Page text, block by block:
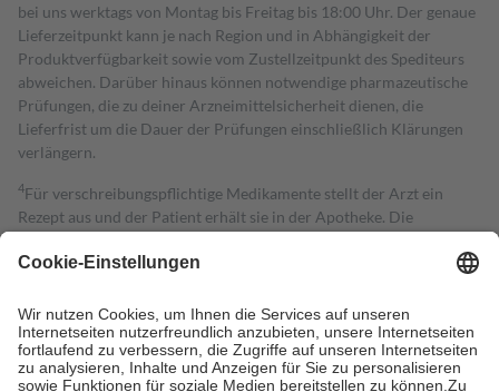
bei uns werktags von Montag bis Freitag bis 18:00 Uhr. Der genaue
Lieferzeitpunkt kann je nach Region und in Abhängigkeit der
Produktverfügbarkeit sowie vom Zustellzeitpunkt des Spediteurs
abweichen. Darüber hinaus können notwendige pharmazeutische
Prüfungen, die zu deiner Arzneimittelsicherheit dienen, die
Lieferfrist um die Dauer der Prüfungen einschließlich Klärungen
verlängern.
4Für verschreibungspflichtige Medikamente stellt der Arzt ein
Rezept aus und der Patient erhält sie in der Apotheke. Die
Kosten dafür, der Versicherte trägt einen Teil davon als Zuzahlung
Grundsätzlich leisten Mitglieder Zuzahlungen in Höhe von zehn
Prozent des Abgabepreises,mindestensjedochfünf Euround
höchstens zehn Euro.Es sind jedoch nie mehr als die tatsächlichen
Kosten der Leistung zu entrichten.